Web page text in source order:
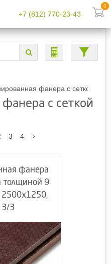
+7 (812) 770-23-43
0
фанера с сеткой
с сеткой
3 4
фанера
толщиной 9
3/3